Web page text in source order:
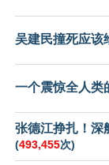
吴建民撞死应该
一个震惊全人类
张德江挣扎！深
(493,455次)